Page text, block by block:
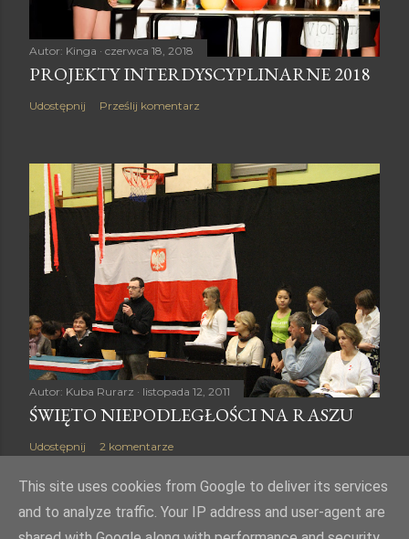
Autor: Kinga czerwca 18, 2018
PROJEKTY INTERDYSCYPLINARNE 2018
Udostępnij Prześlij komentarz
Autor: Kuba Rurarz listopada 12, 2011
ŚWIĘTO NIEPODLEGŁOŚCI NA RASZU
Udostępnij 2 komentarze
This site uses cookies from Google to deliver its services
and to analyze traffic. Your IP address and user-agent are